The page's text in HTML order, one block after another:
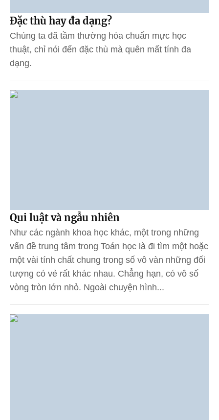
Đặc thù hay đa dạng?
Chúng ta đã tầm thường hóa chuẩn mực học
thuật, chỉ nói đến đặc thù mà quên mất tính đa
dạng.
Qui luật và ngẫu nhiên
Như các ngành khoa học khác, một trong những
vấn đề trung tâm trong Toán học là đi tìm một hoặc
một vài tính chất chung trong số vô vàn những đối
tượng có vẻ rất khác nhau. Chẳng hạn, có vô số
vòng tròn lớn nhỏ. Ngoài chuyện hình...